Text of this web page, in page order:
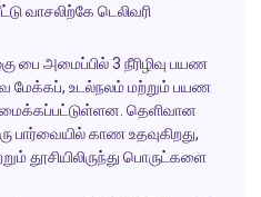
வாசலிற்கே டெலிவரி
பை அமைப்பில் 3 நீரிழிவு பயண
மேக்கப், உடல்நலம் மற்றும் பயண
தெளிவான
காண உதவுகிறது,
தூசியிலிருந்து பொருட்களை